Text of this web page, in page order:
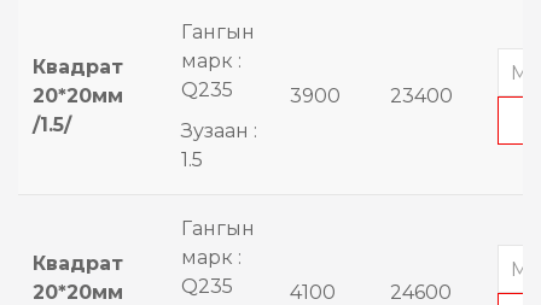
Квадрат
20*20мм
/1.5/
Гангын
марк :
Q235
Зузаан :
1.5
3900 23400
Квадрат
20*20мм
Гангын
марк :
Q235
4100 24600